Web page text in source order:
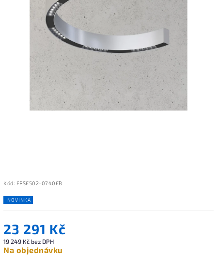
Kód: FPSE502-0740EB
NOVINKA
23 291 Kč
19 249 Kč bez DPH
Na objednávku